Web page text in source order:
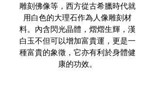
雕刻佛像等，西方從古希臘時代就
用白色的大理石作為人像雕刻材
料。內含閃光晶體，熠熠生輝，漢
白玉不但可以增加富貴運，更是一
種富貴的象徵，它亦有利於身體健
康的功效。